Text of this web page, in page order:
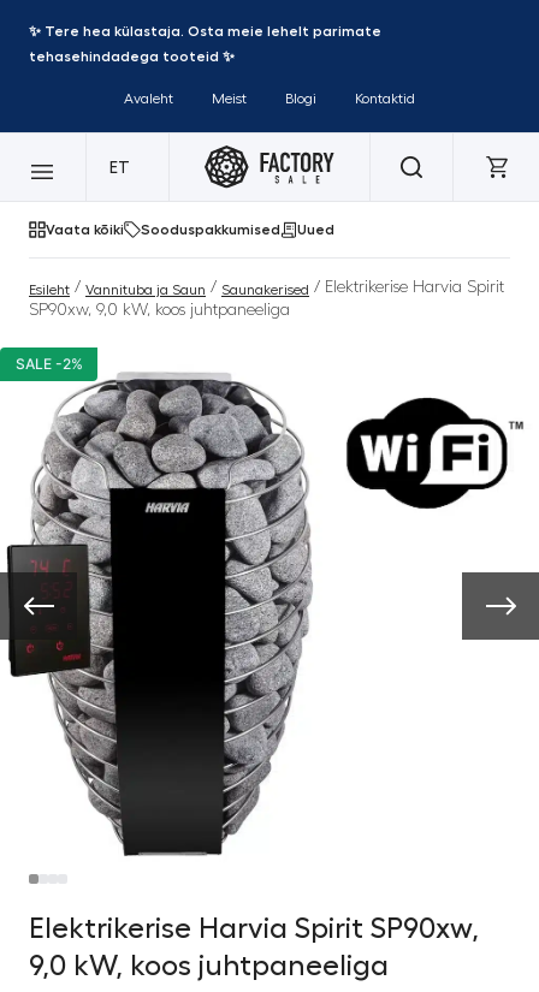
✨ Tere hea külastaja. Osta meie lehelt parimate
tehasehindadega tooteid ✨
Avaleht Meist Blogi Kontaktid
ET
Vaata kõiki Sooduspakkumised Uued
Esileht / Vannituba ja Saun / Saunakerised / Elektrikerise Harvia Spirit
SP90xw, 9,0 kW, koos juhtpaneeliga
SALE -2%
Elektrikerise Harvia Spirit SP90xw,
9,0 kW, koos juhtpaneeliga